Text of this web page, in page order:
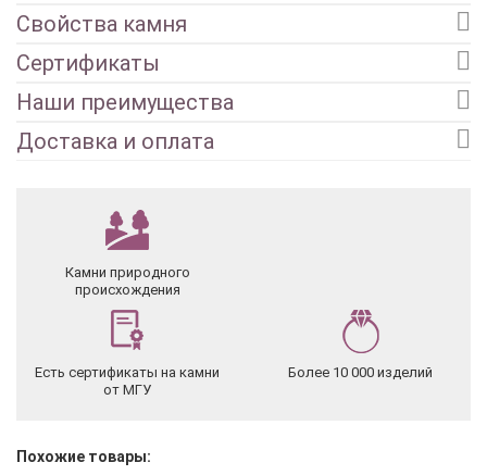
Свойства камня
Сертификаты
Наши преимущества
Доставка и оплата
Камни природного
происхождения
Есть сертификаты на камни
от МГУ
Более 10 000 изделий
Похожие товары: